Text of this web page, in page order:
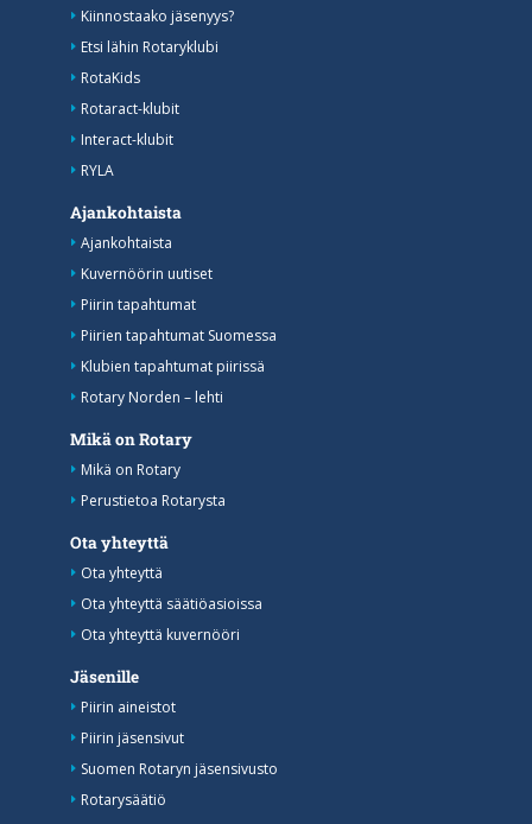
Kiinnostaako jäsenyys?
Etsi lähin Rotaryklubi
RotaKids
Rotaract-klubit
Interact-klubit
RYLA
Ajankohtaista
Ajankohtaista
Kuvernöörin uutiset
Piirin tapahtumat
Piirien tapahtumat Suomessa
Klubien tapahtumat piirissä
Rotary Norden – lehti
Mikä on Rotary
Mikä on Rotary
Perustietoa Rotarysta
Ota yhteyttä
Ota yhteyttä
Ota yhteyttä säätiöasioissa
Ota yhteyttä kuvernööri
Jäsenille
Piirin aineistot
Piirin jäsensivut
Suomen Rotaryn jäsensivusto
Rotarysäätiö